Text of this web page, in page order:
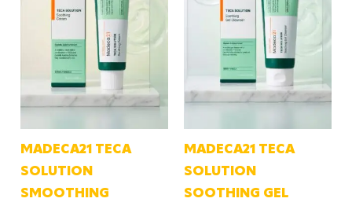
MADECA21 TECA
SOLUTION
SMOOTHING
MADECA21 TECA
SOLUTION
SOOTHING GEL